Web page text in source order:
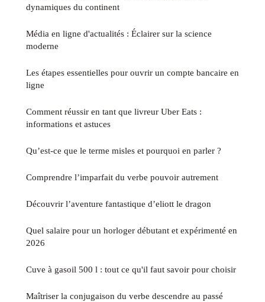
dynamiques du continent
Média en ligne d'actualités : Éclairer sur la science
moderne
Les étapes essentielles pour ouvrir un compte bancaire en
ligne
Comment réussir en tant que livreur Uber Eats :
informations et astuces
Qu’est-ce que le terme misles et pourquoi en parler ?
Comprendre l’imparfait du verbe pouvoir autrement
Découvrir l’aventure fantastique d’eliott le dragon
Quel salaire pour un horloger débutant et expérimenté en
2026
Cuve à gasoil 500 l : tout ce qu'il faut savoir pour choisir
Maîtriser la conjugaison du verbe descendre au passé